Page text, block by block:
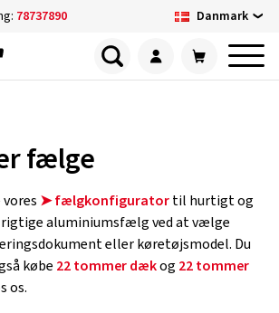
78737890 Danmark
fælge
vores ➤ fælgkonfiguratortil hurtigt og
aluminiumsfælg ved at vælge
eller køretøjsmodel. Du
købe 22 tommer dækog 22 tommer
os.